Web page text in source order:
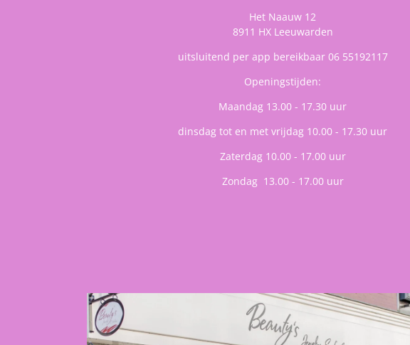
Het Naauw 12
8911 HX Leeuwarden
uitsluitend per app bereikbaar 06 55192117
Openingstijden:
Maandag 13.00 - 17.30 uur
dinsdag tot en met vrijdag 10.00 - 17.30 uur
Zaterdag 10.00 - 17.00 uur
Zondag 13.00 - 17.00 uur